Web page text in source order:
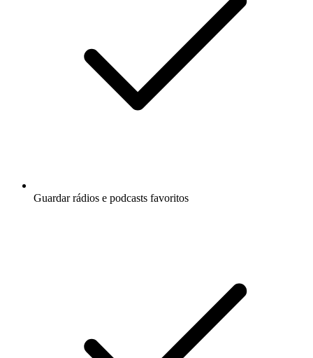
Guardar rádios e podcasts favoritos